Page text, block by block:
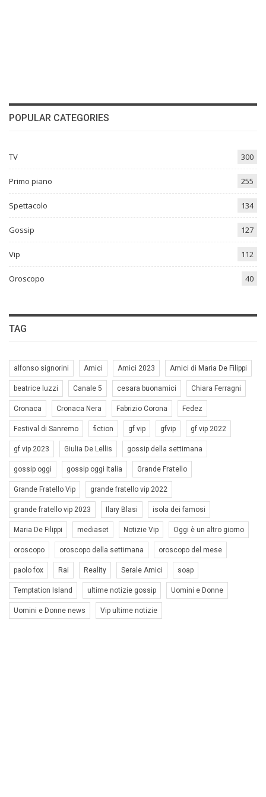
POPULAR CATEGORIES
TV 300
Primo piano 255
Spettacolo 134
Gossip 127
Vip 112
Oroscopo 40
TAG
alfonso signorini Amici Amici 2023 Amici di Maria De Filippi
beatrice luzzi Canale 5 cesara buonamici Chiara Ferragni
Cronaca Cronaca Nera Fabrizio Corona Fedez
Festival di Sanremo fiction gf vip gfvip gf vip 2022
gf vip 2023 Giulia De Lellis gossip della settimana
gossip oggi gossip oggi Italia Grande Fratello
Grande Fratello Vip grande fratello vip 2022
grande fratello vip 2023 Ilary Blasi isola dei famosi
Maria De Filippi mediaset Notizie Vip Oggi è un altro giorno
oroscopo oroscopo della settimana oroscopo del mese
paolo fox Rai Reality Serale Amici soap
Temptation Island ultime notizie gossip Uomini e Donne
Uomini e Donne news Vip ultime notizie